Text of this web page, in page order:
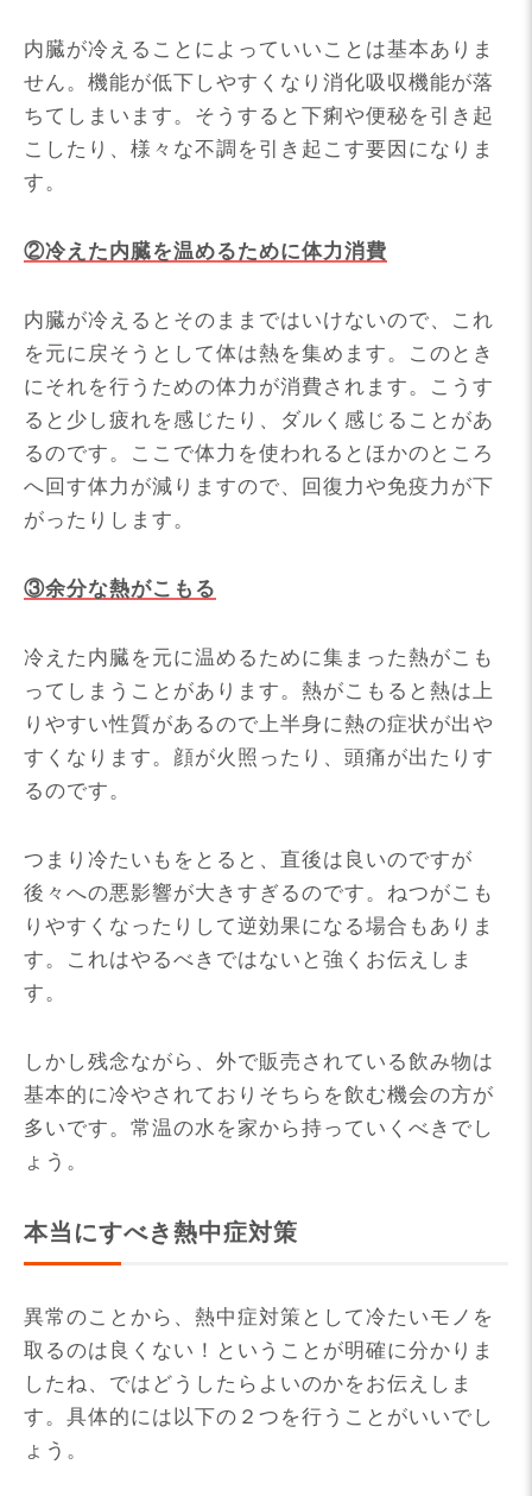
内臓が冷えることによっていいことは基本ありま
せん。機能が低下しやすくなり消化吸収機能が落
ちてしまいます。そうすると下痢や便秘を引き起
こしたり、様々な不調を引き起こす要因になりま
す。
②冷えた内臓を温めるために体力消費
内臓が冷えるとそのままではいけないので、これ
を元に戻そうとして体は熱を集めます。このとき
にそれを行うための体力が消費されます。こうす
ると少し疲れを感じたり、ダルく感じることがあ
るのです。ここで体力を使われるとほかのところ
へ回す体力が減りますので、回復力や免疫力が下
がったりします。
③余分な熱がこもる
冷えた内臓を元に温めるために集まった熱がこも
ってしまうことがあります。熱がこもると熱は上
りやすい性質があるので上半身に熱の症状が出や
すくなります。顔が火照ったり、頭痛が出たりす
るのです。
つまり冷たいもをとると、直後は良いのですが
後々への悪影響が大きすぎるのです。ねつがこも
りやすくなったりして逆効果になる場合もありま
す。これはやるべきではないと強くお伝えしま
す。
しかし残念ながら、外で販売されている飲み物は
基本的に冷やされておりそちらを飲む機会の方が
多いです。常温の水を家から持っていくべきでし
ょう。
本当にすべき熱中症対策
異常のことから、熱中症対策として冷たいモノを
取るのは良くない！ということが明確に分かりま
したね、ではどうしたらよいのかをお伝えしま
す。具体的には以下の２つを行うことがいいでし
ょう。